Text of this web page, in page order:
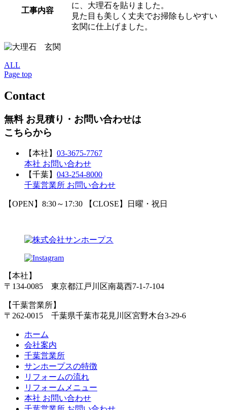
工事内容
に、大理石を貼りました。
見た目も美しく丈夫でお掃除もしやすい
玄関に仕上げました。
ALL
Page top
Contact
無料 お見積り・お問い合わせは
こちらから
【本社】 03-3675-7767
本社 お問い合わせ
【千葉】 043-254-8000
千葉営業所 お問い合わせ
【OPEN】8:30～17:30 【CLOSE】日曜・祝日
【本社】
〒134-0085 東京都江戸川区南葛西7-1-7-104
【千葉営業所】
〒262-0015 千葉県千葉市花見川区宮野木台3-29-6
ホーム
会社案内
千葉営業所
サンホープスの特徴
リフォームの流れ
リフォームメニュー
本社 お問い合わせ